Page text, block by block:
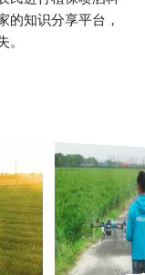
的知识分享平台，
。